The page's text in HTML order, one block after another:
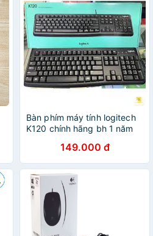
Bàn phím máy tính logitech
K120 chính hãng bh 1 năm
149.000 đ